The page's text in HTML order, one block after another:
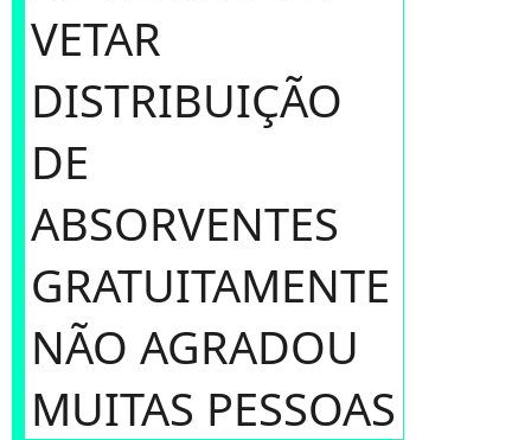
VETAR
DISTRIBUIÇÃO
DE
ABSORVENTES
GRATUITAMENTE
NÃO AGRADOU
MUITAS PESSOAS